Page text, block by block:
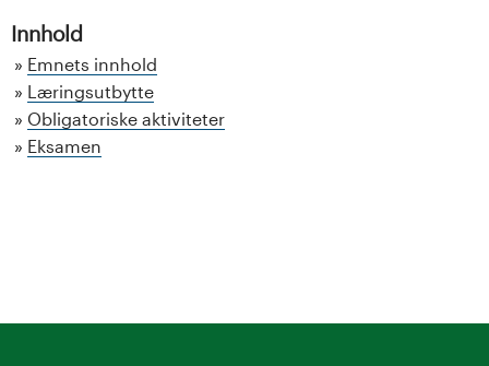
Innhold
Emnets innhold
Læringsutbytte
Obligatoriske aktiviteter
Eksamen